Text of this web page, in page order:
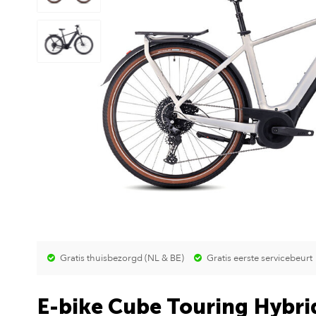
Gratis thuisbezorgd (NL & BE) Gratis eerste servicebeurt
E-bike Cube Touring